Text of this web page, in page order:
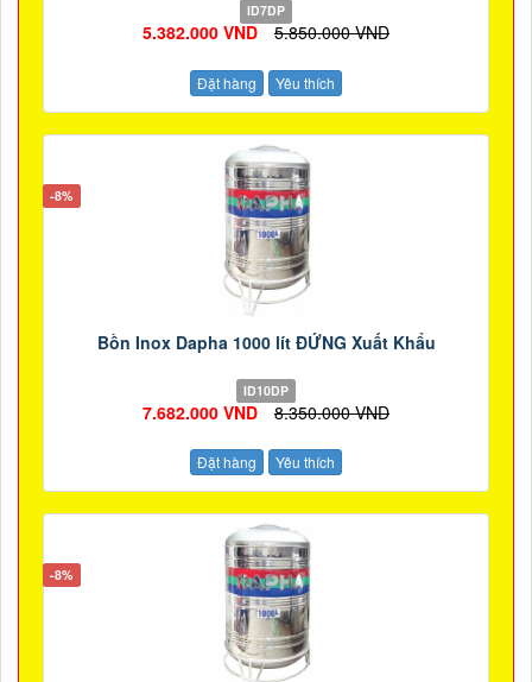
ID7DP
5.382.000 VND 5.850.000 VND
Đặt hàng Yêu thích
-8%
Bồn Inox Dapha 1000 lít ĐỨNG Xuất Khẩu
ID10DP
7.682.000 VND 8.350.000 VND
Đặt hàng Yêu thích
-8%